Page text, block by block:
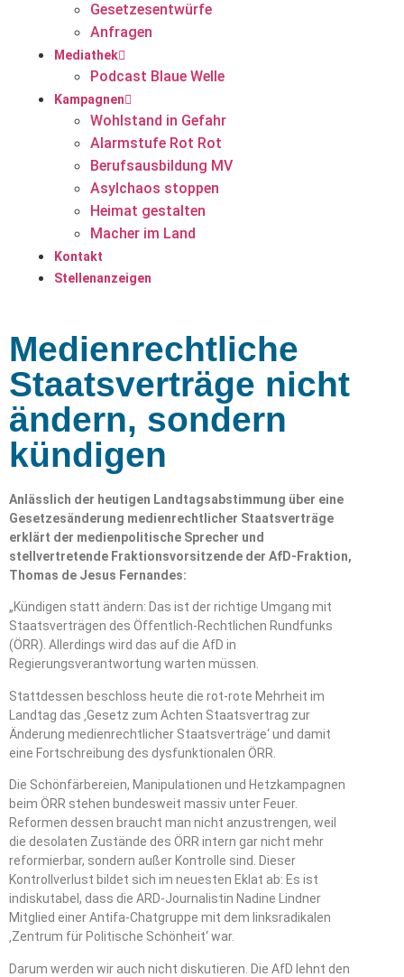
Gesetzesentwürfe
Anfragen
Mediathek
Podcast Blaue Welle
Kampagnen
Wohlstand in Gefahr
Alarmstufe Rot Rot
Berufsausbildung MV
Asylchaos stoppen
Heimat gestalten
Macher im Land
Kontakt
Stellenanzeigen
Medienrechtliche
Staatsverträge nicht
ändern, sondern
kündigen
Anlässlich der heutigen Landtagsabstimmung über eine
Gesetzesänderung medienrechtlicher Staatsverträge
erklärt der medienpolitische Sprecher und
stellvertretende Fraktionsvorsitzende der AfD-Fraktion,
Thomas de Jesus Fernandes:
„Kündigen statt ändern: Das ist der richtige Umgang mit
Staatsverträgen des Öffentlich-Rechtlichen Rundfunks
(ÖRR). Allerdings wird das auf die AfD in
Regierungsverantwortung warten müssen.
Stattdessen beschloss heute die rot-rote Mehrheit im
Landtag das ‚Gesetz zum Achten Staatsvertrag zur
Änderung medienrechtlicher Staatsverträge‘ und damit
eine Fortschreibung des dysfunktionalen ÖRR.
Die Schönfärbereien, Manipulationen und Hetzkampagnen
beim ÖRR stehen bundesweit massiv unter Feuer.
Reformen dessen braucht man nicht anzustrengen, weil
die desolaten Zustände des ÖRR intern gar nicht mehr
reformierbar, sondern außer Kontrolle sind. Dieser
Kontrollverlust bildet sich im neuesten Eklat ab: Es ist
indiskutabel, dass die ARD-Journalistin Nadine Lindner
Mitglied einer Antifa-Chatgruppe mit dem linksradikalen
‚Zentrum für Politische Schönheit‘ war.
Darum werden wir auch nicht diskutieren. Die AfD lehnt den